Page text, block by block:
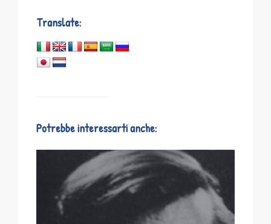
Translate:
Potrebbe interessarti anche: